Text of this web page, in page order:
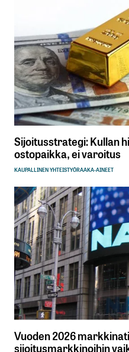
Sijoitusstrategi: Kullan
ostopaikka, ei varoitus
KAUPALLINEN YHTEISTYÖRAAKA-AINEET
Vuoden 2026
sijoitusmarkkinoihin